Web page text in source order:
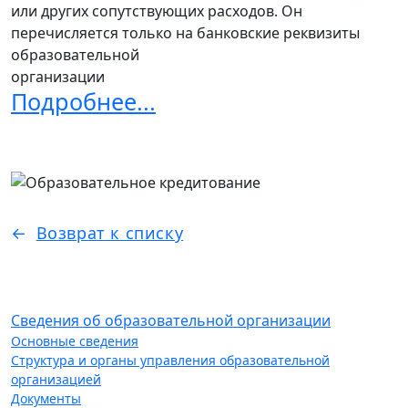
или других сопутствующих расходов. Он
перечисляется только на банковские реквизиты
образовательной
организации
Подробнее...
Возврат к списку
Сведения об образовательной организации
Основные сведения
Структура и органы управления образовательной
организацией
Документы